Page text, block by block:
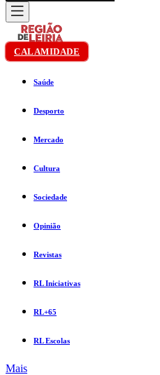
CALAMIDADE
Saúde
Desporto
Mercado
Cultura
Sociedade
Opinião
Revistas
RL Iniciativas
RL+65
RL Escolas
Mais